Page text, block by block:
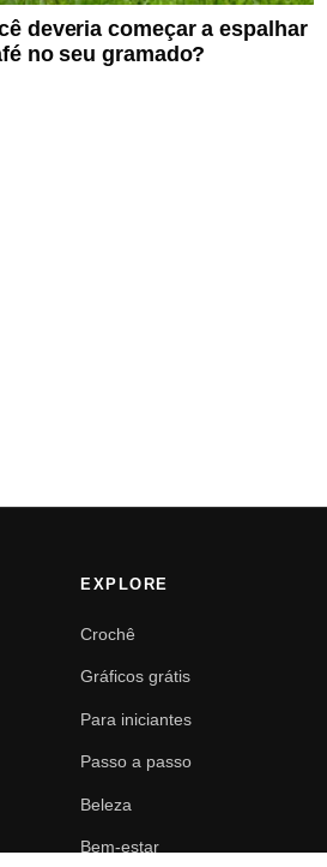
deveria começar a espalhar
no seu gramado?
EXPLORE
Crochê
Gráficos grátis
Para iniciantes
Passo a passo
Beleza
Bem-estar